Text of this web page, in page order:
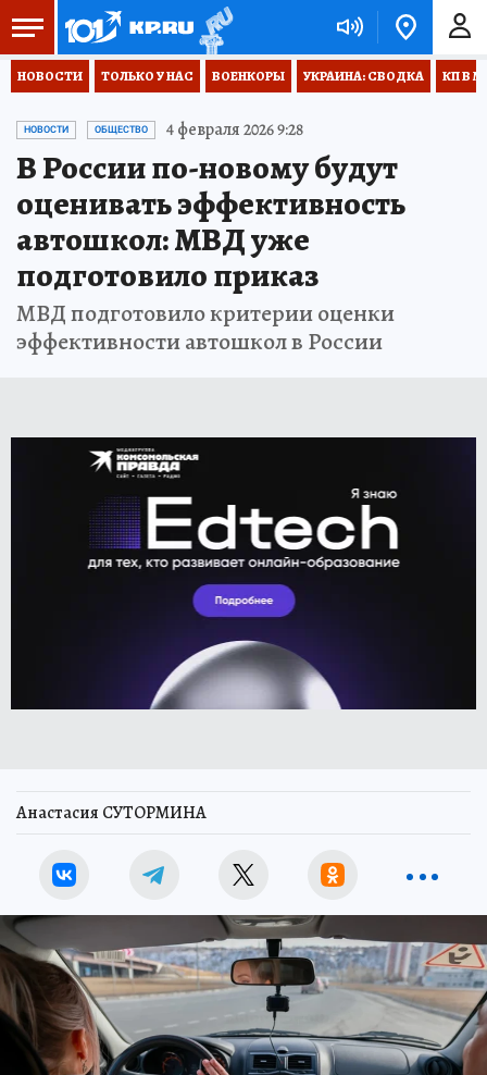
НОВОСТИ ТОЛЬКО У НАС ВОЕНКОРЫ УКРАИНА: СВОДКА КП В
НОВОСТИ ОБЩЕСТВО 4 февраля 2026 9:28
В России по-новому будут
оценивать эффективность
автошкол: МВД уже
подготовило приказ
МВД подготовило критерии оценки
эффективности автошкол в России
Анастасия СУТОРМИНА